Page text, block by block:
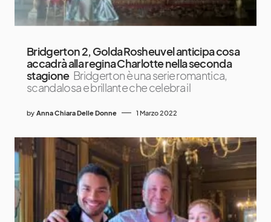
Bridgerton 2, Golda Rosheuvel anticipa cosa
accadrà alla regina Charlotte nella seconda
stagione Bridgerton è una serie romantica,
scandalosa e brillante che celebra il
by Anna Chiara Delle Donne 1 Marzo 2022